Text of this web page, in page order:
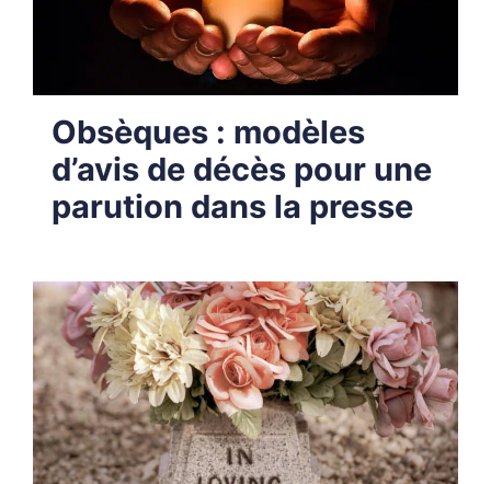
Obsèques : modèles
d’avis de décès pour une
parution dans la presse